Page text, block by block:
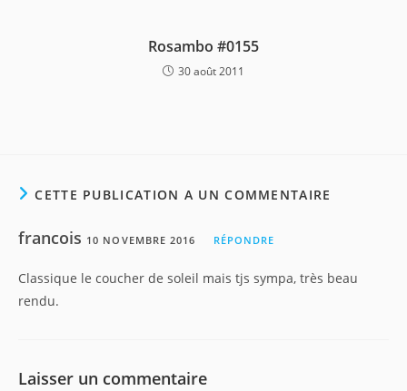
Rosambo #0155
30 août 2011
CETTE PUBLICATION A UN COMMENTAIRE
francois 10 NOVEMBRE 2016 RÉPONDRE
Classique le coucher de soleil mais tjs sympa, très beau
rendu.
Laisser un commentaire